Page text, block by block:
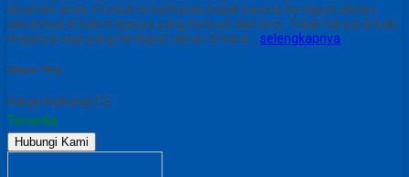
dirumah anda. Produk ini kelihatan klasik karena terdapat ukiran-
ukirannya di kaki mejanya yang terbuat dari besi. Tidak hanya di kaki
mejanya saja yang terdapat ukiran di kaca… selengkapnya
Share This :
Harga Hubungi CS
Tersedia
Hubungi Kami